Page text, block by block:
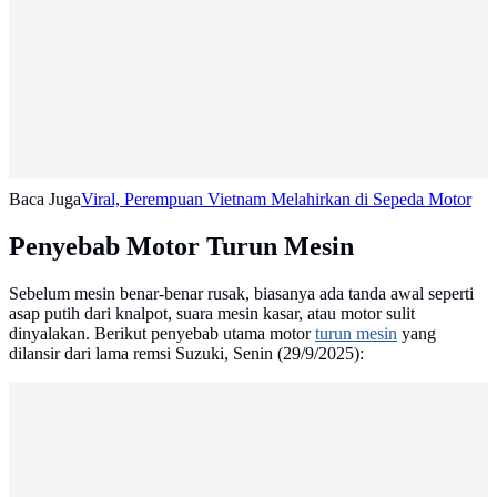
Baca JugaViral, Perempuan Vietnam Melahirkan di Sepeda Motor
Penyebab Motor Turun Mesin
Sebelum mesin benar-benar rusak, biasanya ada tanda awal seperti
asap putih dari knalpot, suara mesin kasar, atau motor sulit
dinyalakan. Berikut penyebab utama motorturun mesin yang
dilansir dari lama remsi Suzuki, Senin (29/9/2025):